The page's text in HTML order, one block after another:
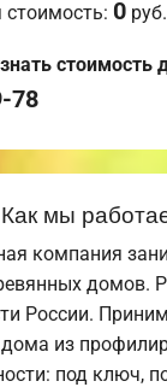
0 руб.
стоимость
78
Как мы
компания
домов.
России.
из
под ключ,